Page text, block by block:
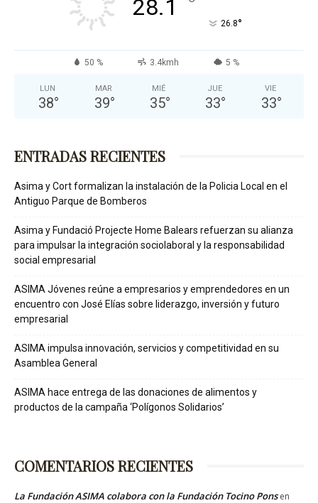
28.1
26.8°
50 % 3.4kmh 5 %
LUN
38°
MAR
39°
MIÉ
35°
JUE
33°
VIE
33°
ENTRADAS RECIENTES
Asima y Cort formalizan la instalación de la Policia Local en el
Antiguo Parque de Bomberos
Asima y Fundació Projecte Home Balears refuerzan su alianza
para impulsar la integración sociolaboral y la responsabilidad
social empresarial
ASIMA Jóvenes reúne a empresarios y emprendedores en un
encuentro con José Elías sobre liderazgo, inversión y futuro
empresarial
ASIMA impulsa innovación, servicios y competitividad en su
Asamblea General
ASIMA hace entrega de las donaciones de alimentos y
productos de la campaña ‘Polígonos Solidarios’
COMENTARIOS RECIENTES
La Fundación ASIMA colabora con la Fundación Tocino Ponsen